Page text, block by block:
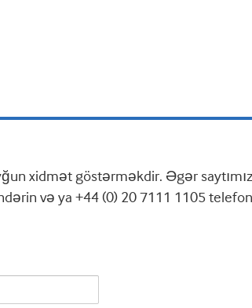
xidmət göstərməkdir. Əgər
və ya +44 (0) 20 7111 1105